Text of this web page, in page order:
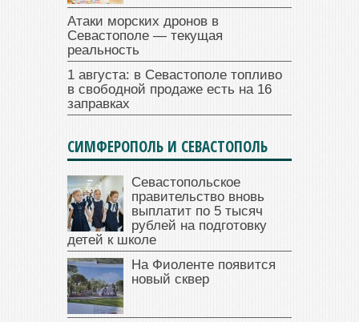
Атаки морских дронов в
Севастополе — текущая
реальность
1 августа: в Севастополе топливо
в свободной продаже есть на 16
заправках
СИМФЕРОПОЛЬ И СЕВАСТОПОЛЬ
Севастопольское
правительство вновь
выплатит по 5 тысяч
рублей на подготовку
детей к школе
На Фиоленте появится
новый сквер